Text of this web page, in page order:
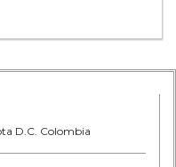
D.C. Colombia